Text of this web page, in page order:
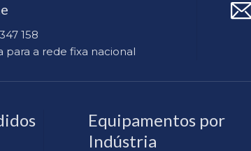
158
para a rede fixa nacional
Equipamentos por
Indústria